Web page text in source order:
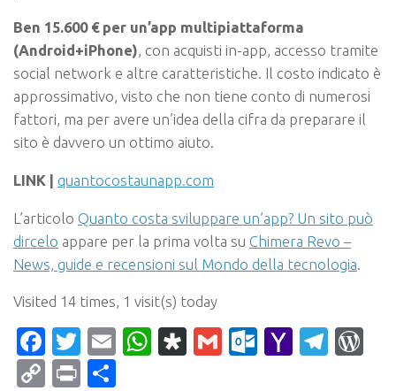
Ben 15.600 € per un’app multipiattaforma
(Android+iPhone), con acquisti in-app, accesso tramite
social network e altre caratteristiche. Il costo indicato è
approssimativo, visto che non tiene conto di numerosi
fattori, ma per avere un’idea della cifra da preparare il
sito è davvero un ottimo aiuto.
LINK | quantocostaunapp.com
L’articolo Quanto costa sviluppare un’app? Un sito può
dircelo appare per la prima volta su Chimera Revo –
News, guide e recensioni sul Mondo della tecnologia
Visited 14 times, 1 visit(s) today
Facebook
Twitter
EmailWhatsApp
Diaspora
Gmail Yahoo
CopyPrint